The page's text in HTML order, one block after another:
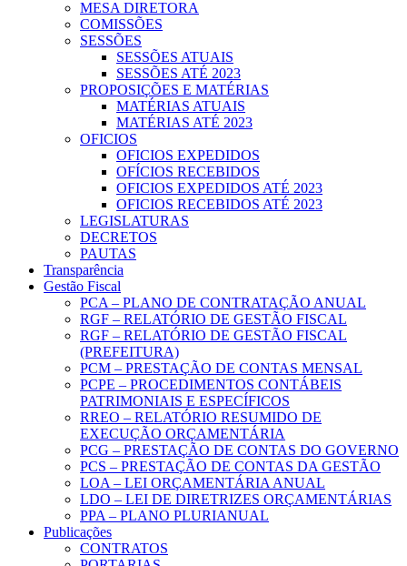
MESA DIRETORA
COMISSÕES
SESSÕES
SESSÕES ATUAIS
SESSÕES ATÉ 2023
PROPOSIÇÕES E MATÉRIAS
MATÉRIAS ATUAIS
MATÉRIAS ATÉ 2023
OFICIOS
OFICIOS EXPEDIDOS
OFÍCIOS RECEBIDOS
OFICIOS EXPEDIDOS ATÉ 2023
OFICIOS RECEBIDOS ATÉ 2023
LEGISLATURAS
DECRETOS
PAUTAS
Transparência
Gestão Fiscal
PCA – PLANO DE CONTRATAÇÃO ANUAL
RGF – RELATÓRIO DE GESTÃO FISCAL
RGF – RELATÓRIO DE GESTÃO FISCAL
(PREFEITURA)
PCM – PRESTAÇÃO DE CONTAS MENSAL
PCPE – PROCEDIMENTOS CONTÁBEIS
PATRIMONIAIS E ESPECÍFICOS
RREO – RELATÓRIO RESUMIDO DE
EXECUÇÃO ORÇAMENTÁRIA
PCG – PRESTAÇÃO DE CONTAS DO GOVERNO
PCS – PRESTAÇÃO DE CONTAS DA GESTÃO
LOA – LEI ORÇAMENTÁRIA ANUAL
LDO – LEI DE DIRETRIZES ORÇAMENTÁRIAS
PPA – PLANO PLURIANUAL
Publicações
CONTRATOS